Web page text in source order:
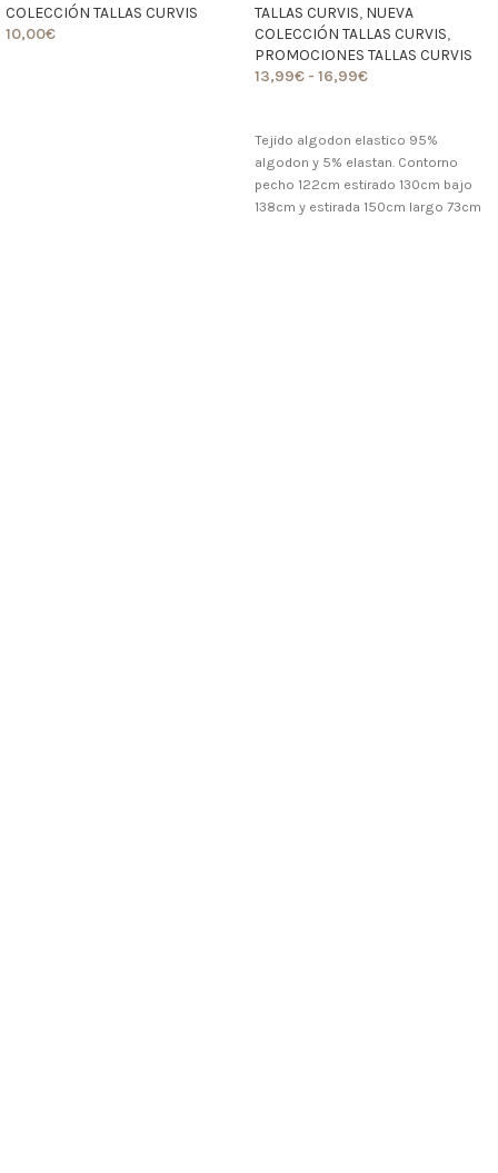
COLECCIÓN TALLAS CURVIS
10,00€
TALLAS CURVIS, NUEVA
COLECCIÓN TALLAS CURVIS,
PROMOCIONES TALLAS CURVIS
13,99€ - 16,99€
Tejido algodon elastico 95%
algodon y 5% elastan. Contorno
pecho 122cm estirado 130cm bajo
138cm y estirada 150cm largo 73cm